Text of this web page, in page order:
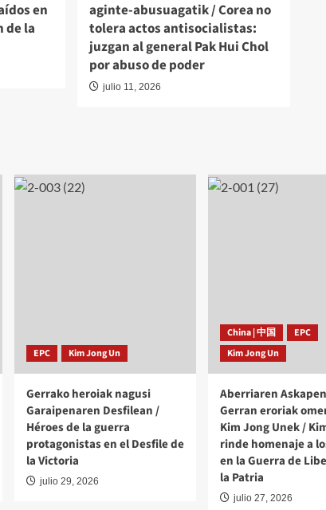
en
de la
aginte-abusuagatik / Corea no
tolera actos antisocialistas:
juzgan al general Pak Hui Chol
por abuso de poder
julio 11, 2026
EPC Kim Jong Un
Gerrako heroiak nagusi
Garaipenaren Desfilean /
Héroes de la guerra
protagonistas en el Desfile de
la Victoria
julio 29, 2026
China | 中国
EPC
Kim Jong Un
Aberriaren
Gerran eroriak
Kim Jong Unek /
rinde homenaje a
en la Guerra de
la Patria
julio 27, 2026